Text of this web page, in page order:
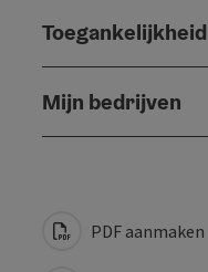
Toegankelijkheid
Mijn bedrijven
PDF aanmaken